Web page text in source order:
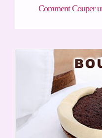
Comment Couper